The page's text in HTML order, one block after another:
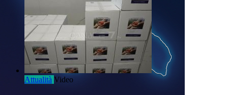
Attualità Video